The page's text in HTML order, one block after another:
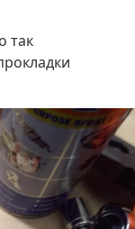
так